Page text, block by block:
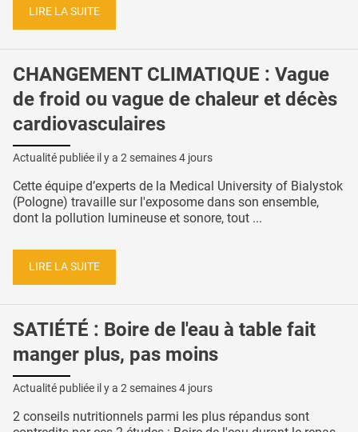
LIRE LA SUITE
CHANGEMENT CLIMATIQUE : Vague
de froid ou vague de chaleur et décès
cardiovasculaires
Actualité publiée il y a 2 semaines 4 jours
Cette équipe d’experts de la Medical University of Bialystok
(Pologne) travaille sur l'exposome dans son ensemble,
dont la pollution lumineuse et sonore, tout ...
LIRE LA SUITE
SATIÉTÉ : Boire de l'eau à table fait
manger plus, pas moins
Actualité publiée il y a 2 semaines 4 jours
2 conseils nutritionnels parmi les plus répandus sont